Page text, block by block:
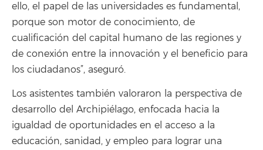
ello, el papel de las universidades es fundamental,
porque son motor de conocimiento, de
cualificación del capital humano de las regiones y
de conexión entre la innovación y el beneficio para
los ciudadanos”, aseguró.
Los asistentes también valoraron la perspectiva de
desarrollo del Archipiélago, enfocada hacia la
igualdad de oportunidades en el acceso a la
educación, sanidad, y empleo para lograr una